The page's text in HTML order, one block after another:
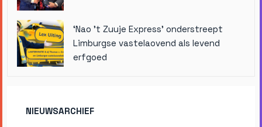
‘Nao ’t Zuuje Express’ onderstreept
Limburgse vastelaovend als levend
erfgoed
NIEUWSARCHIEF